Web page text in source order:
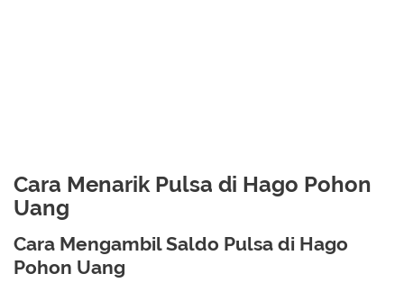
Cara Menarik Pulsa di Hago Pohon
Uang
Cara Mengambil Saldo Pulsa di Hago
Pohon Uang